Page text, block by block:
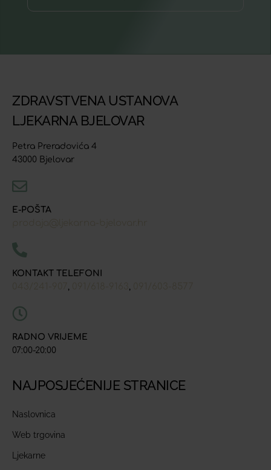
ZDRAVSTVENA USTANOVA
LJEKARNA BJELOVAR
Petra Preradovića 4
43000 Bjelovar
E-POŠTA
KONTAKT TELEFONI
RADNO VRIJEME
07:00-20:00
NAJPOSJEĆENIJE STRANICE
Naslovnica
Web trgovina
Ljekarne